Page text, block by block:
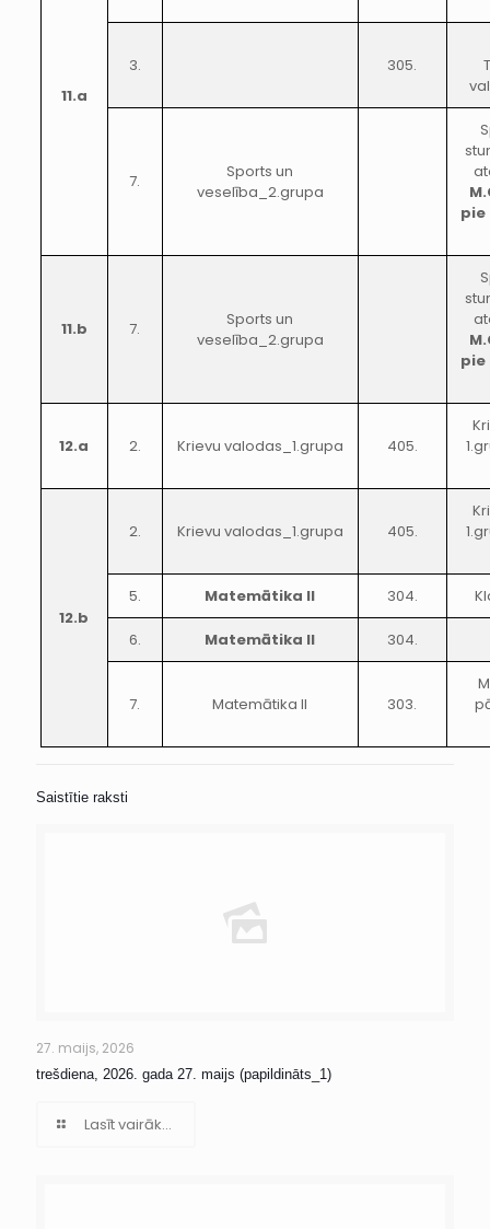
11.a
3. 305.
7.
Sports un
veselība_2.grupa
pie
11.b 7.
Sports un
veselība_2.grupa
pie
12.a 2. Krievu valodas_1.grupa 405.
12.b
2. Krievu valodas_1.grupa 405.
5. Matemātika II 304.
6. Matemātika II 304.
7. Matemātika II 303.
Saistītie raksti
27. maijs, 2026
trešdiena, 2026. gada 27. maijs (papildināts_1)
Lasīt vairāk...